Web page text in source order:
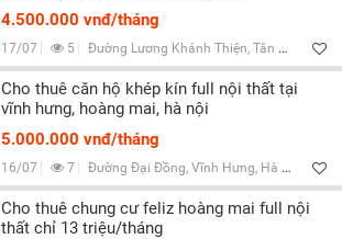
4.500.000 vnđ/tháng
17/07 5 Đường Lương Khánh Thiện, Tân Mai, Hà Nội
Cho thuê căn hộ khép kín full nội thất tại
vĩnh hưng, hoàng mai, hà nội
5.000.000 vnđ/tháng
16/07 7 Đường Đại Đồng, Vĩnh Hưng, Hà Nội
Cho thuê chung cư feliz hoàng mai full nội
thất chỉ 13 triệu/tháng